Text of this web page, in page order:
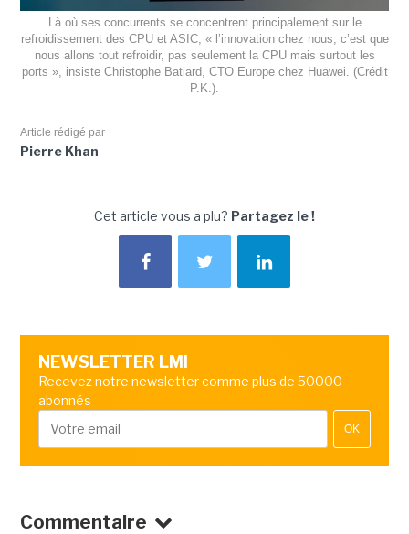
Là où ses concurrents se concentrent principalement sur le
refroidissement des CPU et ASIC, « l’innovation chez nous, c’est que
nous allons tout refroidir, pas seulement la CPU mais surtout les
ports », insiste Christophe Batiard, CTO Europe chez Huawei. (Crédit
P.K.).
Article rédigé par
Pierre Khan
Cet article vous a plu? Partagez le !
NEWSLETTER LMI
Recevez notre newsletter comme plus de 50000
abonnés
OK
Commentaire